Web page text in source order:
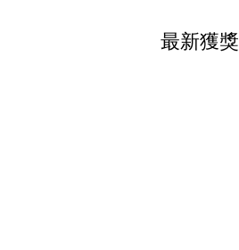
最新獲獎